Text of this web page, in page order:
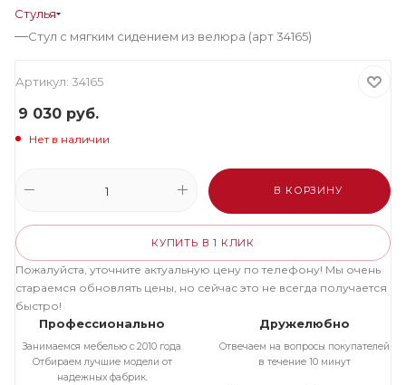
Стулья
—Стул с мягким сидением из велюра (арт 34165)
Артикул: 34165
9 030 руб.
Нет в наличии
В КОРЗИНУ
КУПИТЬ В 1 КЛИК
Пожалуйста, уточните актуальную цену по телефону! Мы очень
стараемся обновлять цены, но сейчас это не всегда получается
быстро!
Профессионально
Занимаемся мебелью с 2010 года.
Отбираем лучшие модели от
надежных фабрик.
Дружелюбно
Отвечаем на вопросы покупателей
в течение 10 минут